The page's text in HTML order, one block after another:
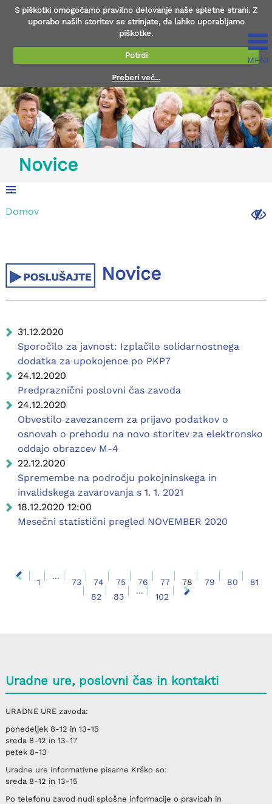
S piškotki omogočamo pravilno delovanje naše spletne strani. Z
uporabo naših storitev se strinjate, da lahko uporabljamo
piškotke.
Potrdi
Preberi več...
MENI
Novice
.
.
Domov
Novice
31.12.2020
Sporočilo za javnost: Izplačilo solidarnostnega
dodatka za upokojence po PKP7
24.12.2020
Predpraznični poslovni čas zavoda
24.12.2020
Obvestilo zavezancem za prijavo podatkov o
osnovah o prehodu na novo storitev za elektronsko
oddajo obrazcev M-4
22.12.2020
Spremembe na področju pokojninskega in
invalidskega zavarovanja s 1. 1. 2021
18.12.2020 12:00
Mesečni statistični pregled NOVEMBER 2020
1
...
73 74 75 76 77 78 79 80
81
82
83
...
102
Uradne ure, poslovni čas in kontakti
URADNE UREzavoda:
ponedeljek8-12 in 13-15
sreda 8-12 in 13-17
petek8-13
Uradne ure informativne pisarne Krško so:
sreda 8-12 in 13-15
Po telefonu zavod nudi splošne informacije o pravicah in